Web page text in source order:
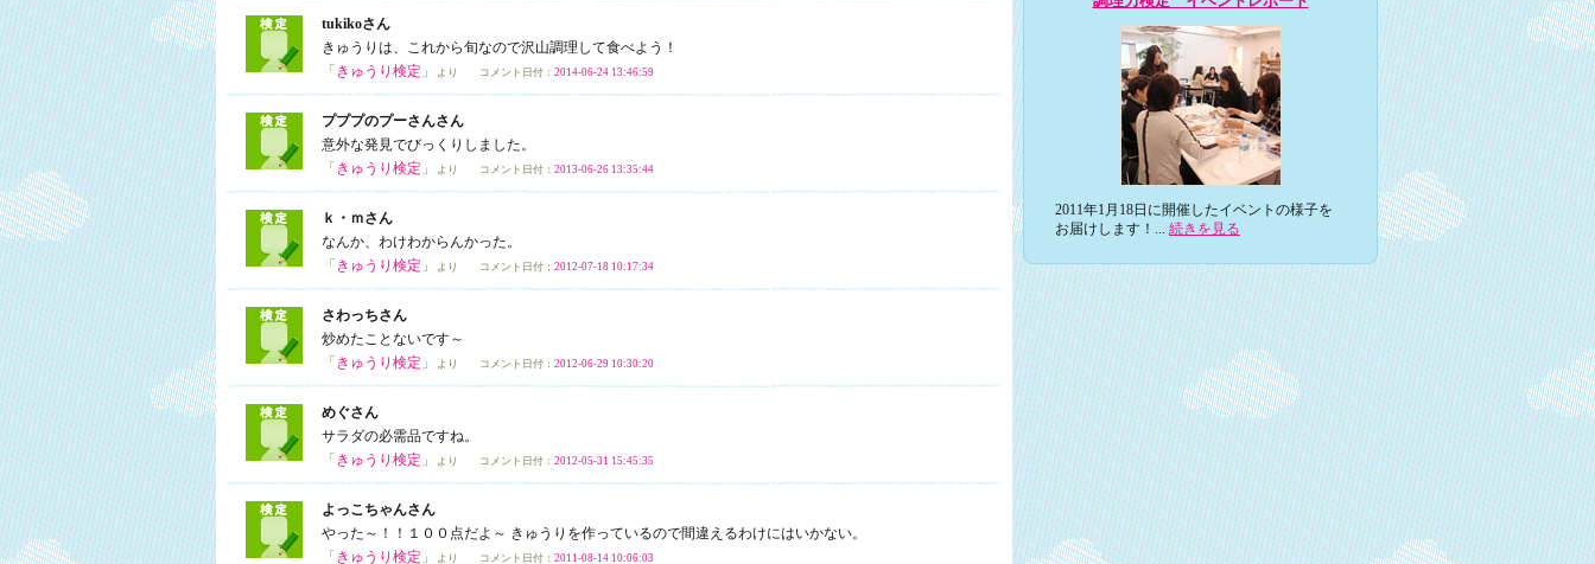
tukikoさん
きゅうりは、これから旬なので沢山調理して食べよう！
「 きゅうり検定 」 より コメント日付： 2014-06-24 13:46:59
プププのプーさんさん
意外な発見でびっくりしました。
「 きゅうり検定 」 より コメント日付： 2013-06-26 13:35:44
ｋ・ｍさん
なんか、わけわからんかった。
「 きゅうり検定 」 より コメント日付： 2012-07-18 10:17:34
さわっちさん
炒めたことないです～
「 きゅうり検定 」 より コメント日付： 2012-06-29 10:30:20
めぐさん
サラダの必需品ですね。
「 きゅうり検定 」 より コメント日付： 2012-05-31 15:45:35
よっこちゃんさん
やった～！！１００点だよ～ きゅうりを作っているので間違えるわけにはいかない。
「 きゅうり検定 」 より コメント日付： 2011-08-14 10:06:03
2011年1月18日に開催したイベントの様子を
お届けします！... 続きを見る